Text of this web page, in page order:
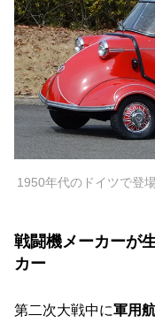
1950年代のドイツで登
戦闘機メーカーが
カー
第二次大戦中に軍用